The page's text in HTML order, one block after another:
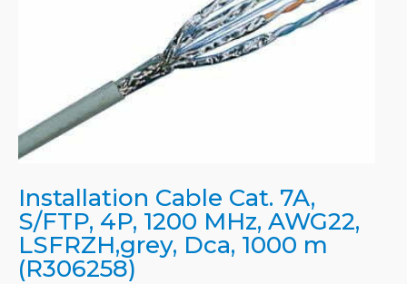
Installation Cable Cat. 7A,
S/FTP, 4P, 1200 MHz, AWG22,
LSFRZH,grey, Dca, 1000 m
(R306258)